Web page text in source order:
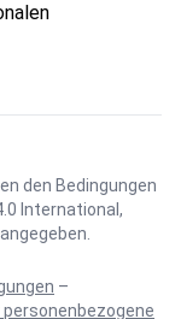
den Bedingungen
International ,
–